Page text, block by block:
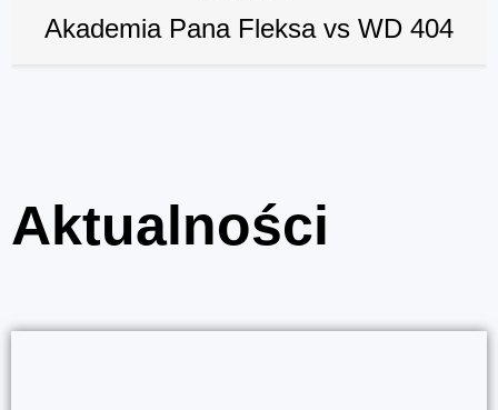
Akademia Pana Fleksa vs WD 404
Aktualności